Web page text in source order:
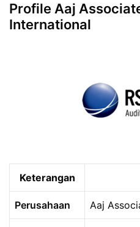
Profile Aaj
International
Keterangan
Perusahaan Aaj